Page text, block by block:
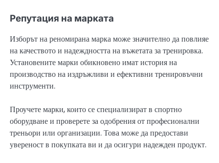
Репутация на марката
Изборът на реномирана марка може значително да повлияе
на качеството и надеждността на въжетата за тренировка.
Установените марки обикновено имат история на
производство на издръжливи и ефективни тренировъчни
инструменти.
Проучете марки, които се специализират в спортно
оборудване и проверете за одобрения от професионални
треньори или организации. Това може да предостави
увереност в покупката ви и да осигури надежден продукт.